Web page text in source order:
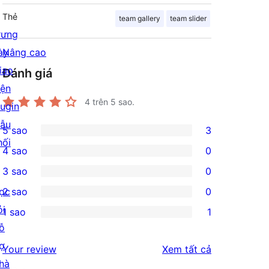
Thẻ team gallery team slider
Nâng cao
Đánh giá
4 trên 5 sao.
3
5-
star
reviews
5 sao 3
4-
star
reviews
4 sao 0
0
3-
star
reviews
3 sao 0
0
2-
star
reviews
2 sao 0
1
star
1 sao 1
Your review Xem tất cả